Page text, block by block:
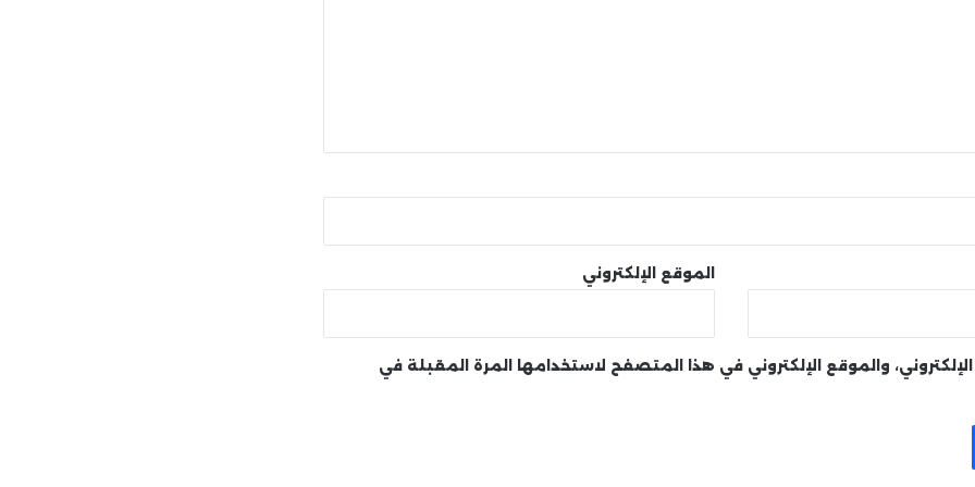
الموقع الإلكتروني
والموقع الإلكتروني في هذا المتصفح لاستخدامها المرة المقبلة في